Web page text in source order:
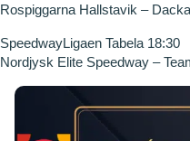
Rospiggarna Hallstavik –
SpeedwayLigaen Tabela 18:30
Nordjysk Elite Speedway –